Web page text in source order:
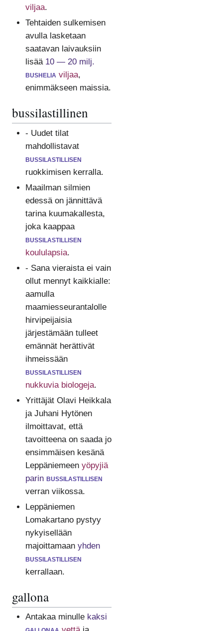
viljaa.
Tehtaiden sulkemisen
avulla lasketaan
saatavan laivauksiin
lisää 10 — 20 milj.
bushelia viljaa,
enimmäkseen maissia.
bussilastillinen
- Uudet tilat
mahdollistavat
bussilastillisen
ruokkimisen kerralla.
Maailman silmien
edessä on jännittävä
tarina kuumakallesta,
joka kaappaa
bussilastillisen
koululapsia.
- Sana vieraista ei vain
ollut mennyt kaikkialle:
aamulla
maamiesseurantalolle
hirvipeijaisia
järjestämään tulleet
emännät herättivät
ihmeissään
bussilastillisen
nukkuvia biologeja.
Yrittäjät Olavi Heikkala
ja Juhani Hytönen
ilmoittavat, että
tavoitteena on saada jo
ensimmäisen kesänä
Leppäniemeen yöpyjiä
parin bussilastillisen
verran viikossa.
Leppäniemen
Lomakartano pystyy
nykyisellään
majoittamaan yhden
bussilastillisen
kerrallaan.
gallona
Antakaa minulle kaksi